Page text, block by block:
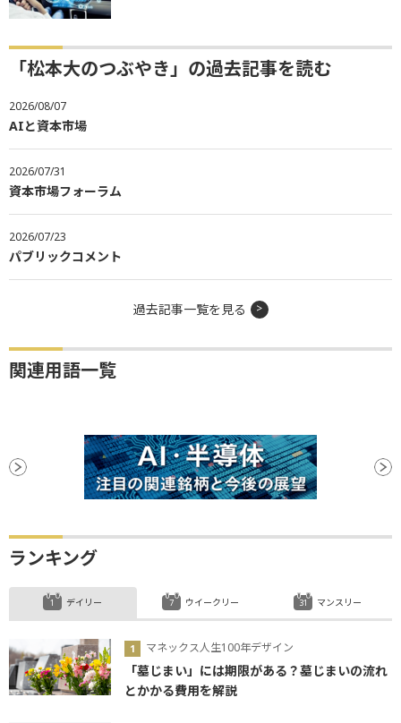
「松本大のつぶやき」の過去記事を読む
2026/08/07
AIと資本市場
2026/07/31
資本市場フォーラム
2026/07/23
パブリックコメント
過去記事一覧を見る
関連用語一覧
ランキング
デイリー
マネックス人生100年デザイン
「墓じまい」には期限がある？墓じまいの流れ
とかかる費用を解説
ウイークリー マンスリー